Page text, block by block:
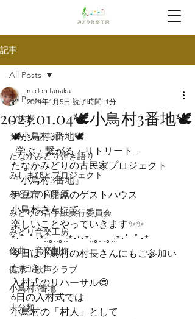
記事
All Posts
ご挨拶
スケジュール
たなかみどり弾き語り
みしまびとプロジェクト
みどりの音手紙
みどりの音手紙実行委員会
みどり音楽工房
作曲・音楽制作
健康！歌声クラブ
小鳥村3番地
未分類
All Posts
2023.01.04🕊️小鳥村3番地🕊️
midori tanaka
2024年1月5日 読了時間: 1分
🕊️小鳥村3番地🕊️
–学ぶ・繋がる・リトリート–
たなかみどりの古民家プロジェクト
『小鳥村3番地』
伊豆市下船原のゲストハウス
小鳥村さんにて
楽しいことやっていきます✨✨
*･゜ﾟ･*:.｡..｡.:*･’･*:.｡. .｡.:*･゜ﾟ･*
今日は小鳥村の村長さんにもご参加い
ただき！
入村式のリハーサル😍
6日の入村式では
小鳥村の「村人」として